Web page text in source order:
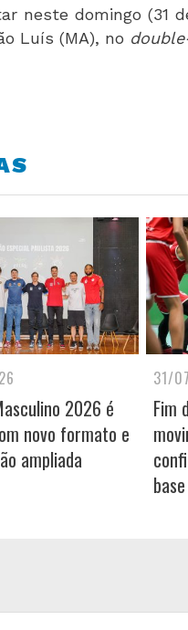
neste domingo (31
Luís (MA), no
2026 é
novo formato e
ampliada
31/
Fim